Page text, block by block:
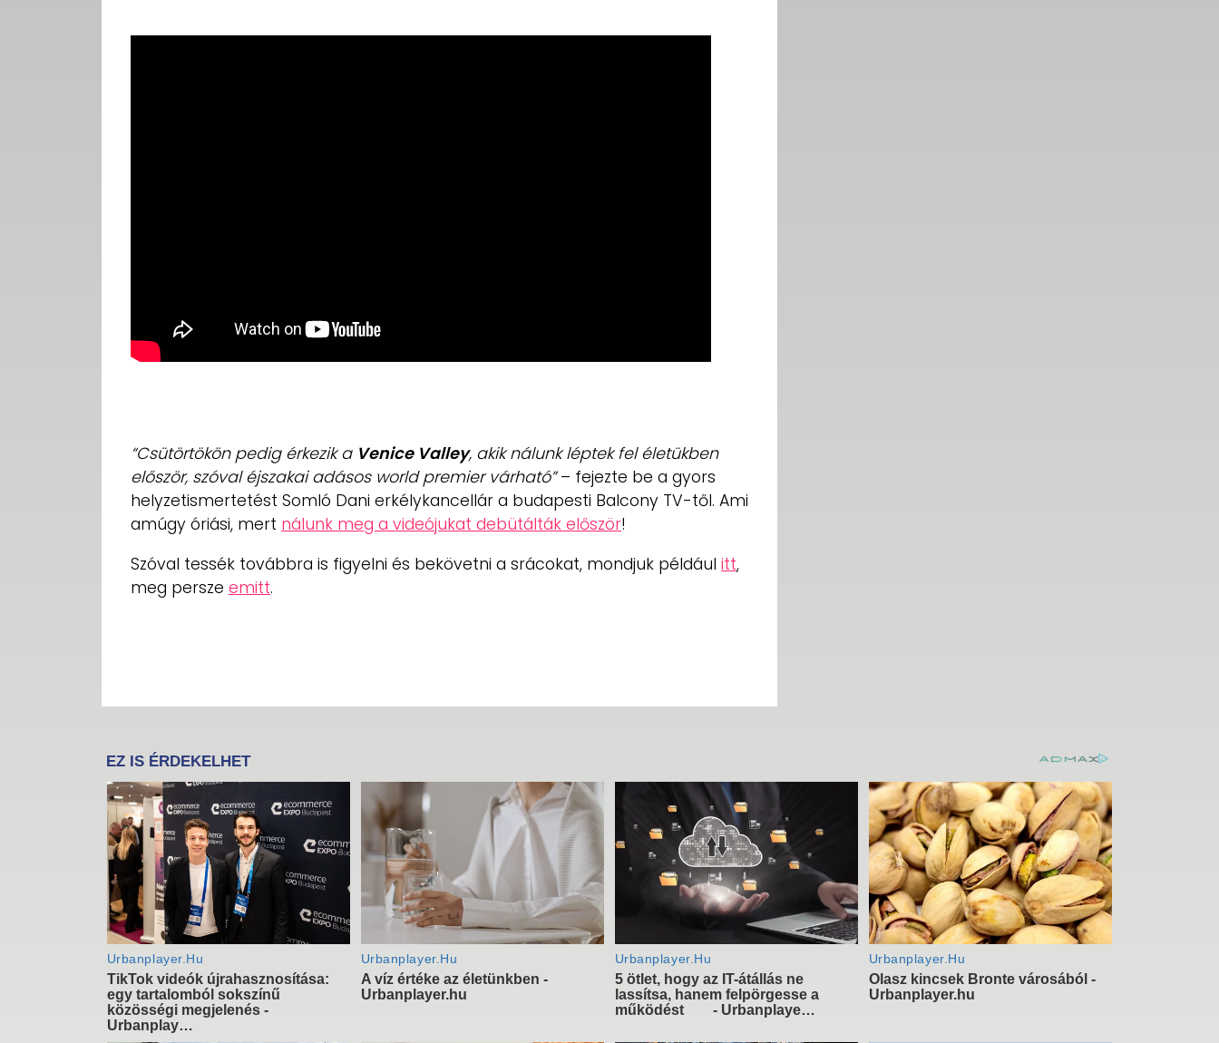
“Csütörtökön pedig érkezik a Venice Valley, akik nálunk léptek fel életükben
először, szóval éjszakai adásos world premier várható”– fejezte be a gyors
helyzetismertetést Somló Dani erkélykancellár a budapesti Balcony TV-től. Ami
amúgy óriási, mert nálunk meg a videójukat debütálták először!
Szóval tessék továbbra is figyelni és bekövetni a srácokat, mondjuk például itt,
meg persze emitt.